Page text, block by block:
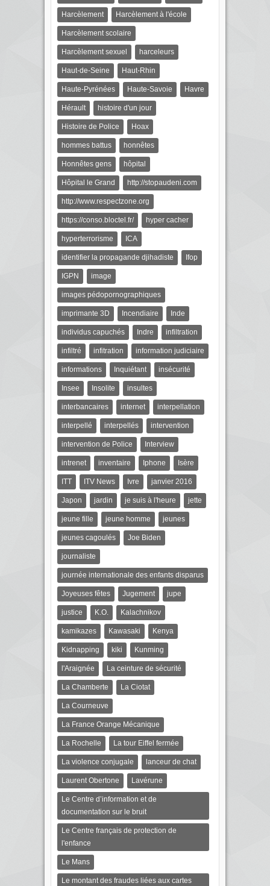
Harcèlement Harcèlement à l'école
Harcèlement scolaire
Harcèlement sexuel harceleurs
Haut-de-Seine Haut-Rhin
Haute-Pyrénées Haute-Savoie Havre
Hérault histoire d'un jour
Histoire de Police Hoax
hommes battus honnêtes
Honnêtes gens hôpital
Hôpital le Grand http://stopaudeni.com
http://www.respectzone.org
https://conso.bloctel.fr/ hyper cacher
hyperterrorisme ICA
identifier la propagande djihadiste Ifop
IGPN image
images pédopornographiques
imprimante 3D Incendiaire Inde
individus capuchés Indre infiltration
infiltré infitration information judiciaire
informations Inquiétant insécurité
Insee Insolite insultes
interbancaires internet interpellation
interpellé interpellés intervention
intervention de Police Interview
intrenet inventaire Iphone Isère
ITT ITV News Ivre janvier 2016
Japon jardin je suis à l'heure jette
jeune fille jeune homme jeunes
jeunes cagoulés Joe Biden
journaliste
journée internationale des enfants disparus
Joyeuses fêtes Jugement jupe
justice K.O. Kalachnikov
kamikazes Kawasaki Kenya
Kidnapping kiki Kunming
l'Araignée La ceinture de sécurité
La Chamberte La Ciotat
La Courneuve
La France Orange Mécanique
La Rochelle La tour Eiffel fermée
La violence conjugale lanceur de chat
Laurent Obertone Lavérune
Le Centre d’information et de
documentation sur le bruit
Le Centre français de protection de
l'enfance
Le Mans
Le montant des fraudes liées aux cartes